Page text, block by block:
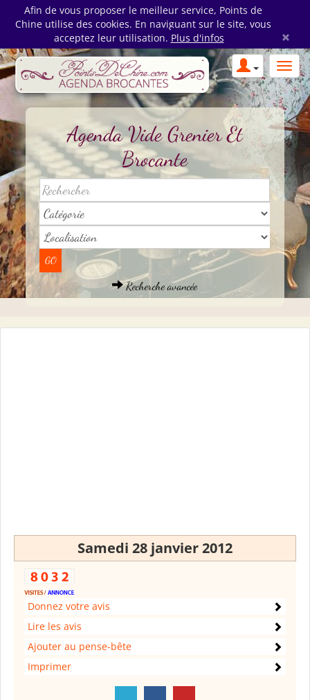
Afin de vous proposer le meilleur service, Points de
Chine utilise des cookies. En naviguant sur le site, vous
acceptez leur utilisation. Plus d'infos ×
Agenda Vide Grenier Et
Brocante
Recherche avancée
Samedi 28 janvier 2012
Donnez votre avis
Lire les avis
Ajouter au pense-bête
Imprimer